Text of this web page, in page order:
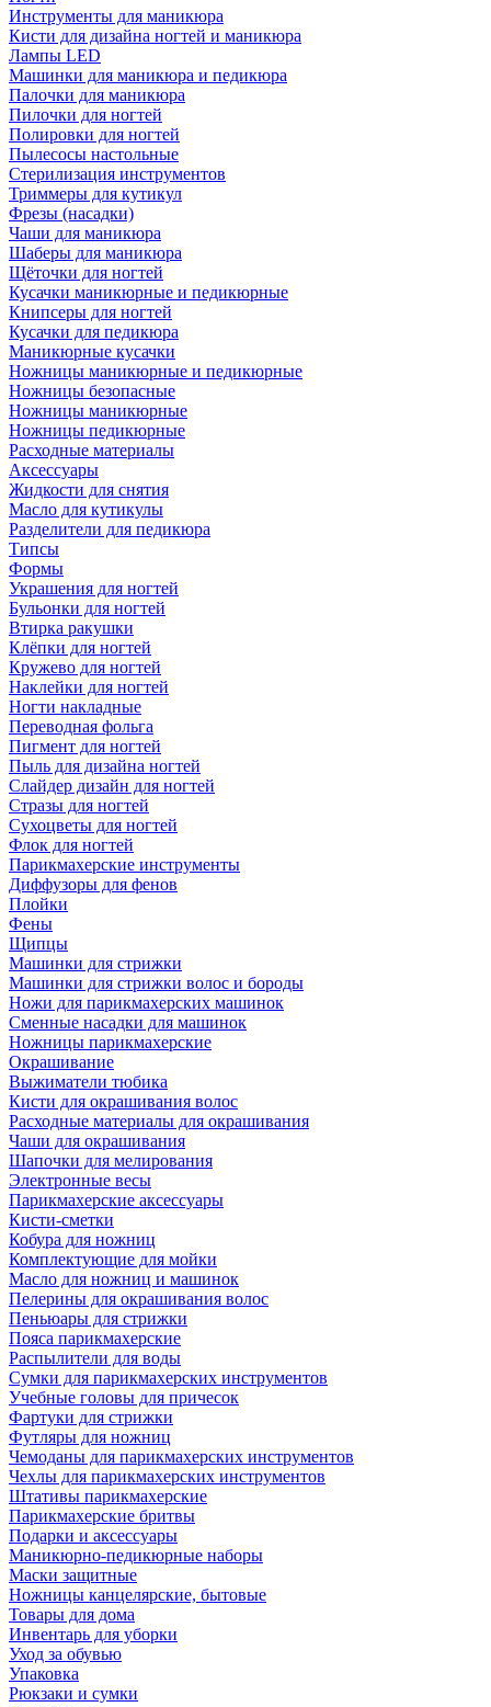
Инструменты для маникюра
Кисти для дизайна ногтей и маникюра
Лампы LED
Машинки для маникюра и педикюра
Палочки для маникюра
Пилочки для ногтей
Полировки для ногтей
Пылесосы настольные
Стерилизация инструментов
Триммеры для кутикул
Фрезы (насадки)
Чаши для маникюра
Шаберы для маникюра
Щёточки для ногтей
Кусачки маникюрные и педикюрные
Книпсеры для ногтей
Кусачки для педикюра
Маникюрные кусачки
Ножницы маникюрные и педикюрные
Ножницы безопасные
Ножницы маникюрные
Ножницы педикюрные
Расходные материалы
Аксессуары
Жидкости для снятия
Масло для кутикулы
Разделители для педикюра
Типсы
Формы
Украшения для ногтей
Бульонки для ногтей
Втирка ракушки
Клёпки для ногтей
Кружево для ногтей
Наклейки для ногтей
Ногти накладные
Переводная фольга
Пигмент для ногтей
Пыль для дизайна ногтей
Слайдер дизайн для ногтей
Стразы для ногтей
Сухоцветы для ногтей
Флок для ногтей
Парикмахерские инструменты
Диффузоры для фенов
Плойки
Фены
Щипцы
Машинки для стрижки
Машинки для стрижки волос и бороды
Ножи для парикмахерских машинок
Сменные насадки для машинок
Ножницы парикмахерские
Окрашивание
Выжиматели тюбика
Кисти для окрашивания волос
Расходные материалы для окрашивания
Чаши для окрашивания
Шапочки для мелирования
Электронные весы
Парикмахерские аксессуары
Кисти-сметки
Кобура для ножниц
Комплектующие для мойки
Масло для ножниц и машинок
Пелерины для окрашивания волос
Пеньюары для стрижки
Пояса парикмахерские
Распылители для воды
Сумки для парикмахерских инструментов
Учебные головы для причесок
Фартуки для стрижки
Футляры для ножниц
Чемоданы для парикмахерских инструментов
Чехлы для парикмахерских инструментов
Штативы парикмахерские
Парикмахерские бритвы
Подарки и аксессуары
Маникюрно-педикюрные наборы
Маски защитные
Ножницы канцелярские, бытовые
Товары для дома
Инвентарь для уборки
Уход за обувью
Упаковка
Рюкзаки и сумки